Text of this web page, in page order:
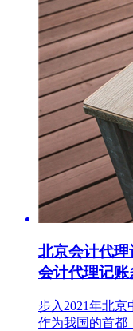
北京会计代
会计代理记账
步入2021年北
作为我国的首都